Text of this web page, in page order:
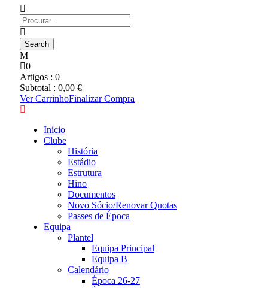
0
Artigos : 0
Subtotal : 0,00 €
Ver CarrinhoFinalizar Compra
Início
Clube
História
Estádio
Estrutura
Hino
Documentos
Novo Sócio/Renovar Quotas
Passes de Época
Equipa
Plantel
Equipa Principal
Equipa B
Calendário
Época 26-27